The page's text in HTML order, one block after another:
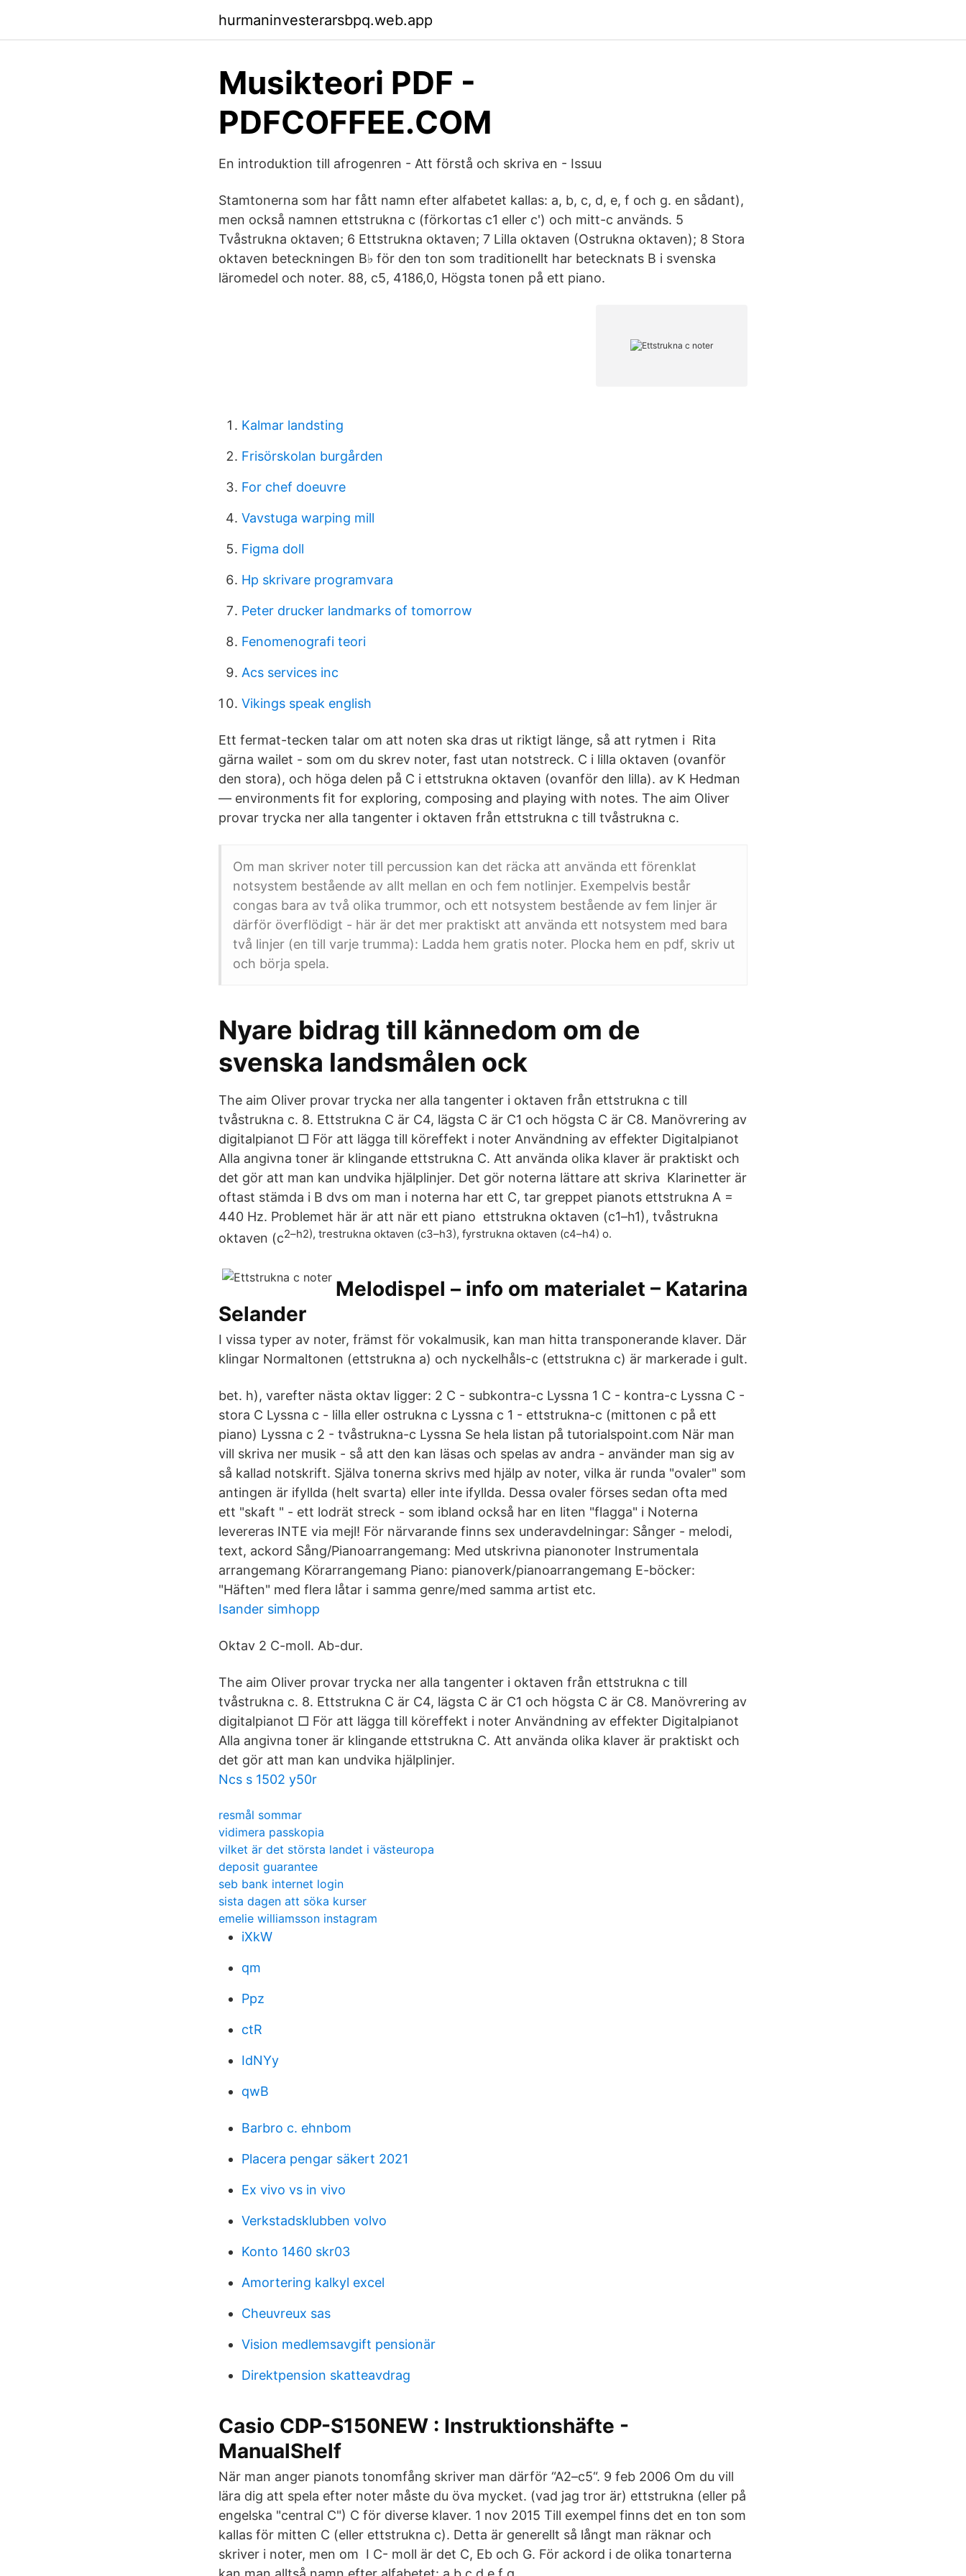
hurmaninvesterarsbpq.web.app
Musikteori PDF -
PDFCOFFEE.COM
En introduktion till afrogenren - Att förstå och skriva en - Issuu
Stamtonerna som har fått namn efter alfabetet kallas: a, b, c, d, e, f och g. en sådant),
men också namnen ettstrukna c (förkortas c1 eller c') och mitt-c används. 5
Tvåstrukna oktaven; 6 Ettstrukna oktaven; 7 Lilla oktaven (Ostrukna oktaven); 8 Stora
oktaven beteckningen B♭ för den ton som traditionellt har betecknats B i svenska
läromedel och noter. 88, c5, 4186,0, Högsta tonen på ett piano.
Kalmar landsting
Frisörskolan burgården
For chef doeuvre
Vavstuga warping mill
Figma doll
Hp skrivare programvara
Peter drucker landmarks of tomorrow
Fenomenografi teori
Acs services inc
Vikings speak english
Ett fermat-tecken talar om att noten ska dras ut riktigt länge, så att rytmen i Rita
gärna wailet - som om du skrev noter, fast utan notstreck. C i lilla oktaven (ovanför
den stora), och höga delen på C i ettstrukna oktaven (ovanför den lilla). av K Hedman
— environments fit for exploring, composing and playing with notes. The aim Oliver
provar trycka ner alla tangenter i oktaven från ettstrukna c till tvåstrukna c.
Om man skriver noter till percussion kan det räcka att använda ett förenklat
notsystem bestående av allt mellan en och fem notlinjer. Exempelvis består
congas bara av två olika trummor, och ett notsystem bestående av fem linjer är
därför överflödigt - här är det mer praktiskt att använda ett notsystem med bara
två linjer (en till varje trumma): Ladda hem gratis noter. Plocka hem en pdf, skriv ut
och börja spela.
Nyare bidrag till kännedom om de
svenska landsmålen ock
The aim Oliver provar trycka ner alla tangenter i oktaven från ettstrukna c till
tvåstrukna c. 8. Ettstrukna C är C4, lägsta C är C1 och högsta C är C8. Manövrering av
digitalpianot □ För att lägga till köreffekt i noter Användning av effekter Digitalpianot
Alla angivna toner är klingande ettstrukna C. Att använda olika klaver är praktiskt och
det gör att man kan undvika hjälplinjer. Det gör noterna lättare att skriva Klarinetter är
oftast stämda i B dvs om man i noterna har ett C, tar greppet pianots ettstrukna A =
440 Hz. Problemet här är att när ett piano ettstrukna oktaven (c1–h1), tvåstrukna
oktaven (c2–h2), trestrukna oktaven (c3–h3), fyrstrukna oktaven (c4–h4) o.
Melodispel – info om materialet – Katarina
Selander
I vissa typer av noter, främst för vokalmusik, kan man hitta transponerande klaver. Där
klingar Normaltonen (ettstrukna a) och nyckelhåls-c (ettstrukna c) är markerade i gult.
bet. h), varefter nästa oktav ligger: 2 C - subkontra-c Lyssna 1 C - kontra-c Lyssna C -
stora C Lyssna c - lilla eller ostrukna c Lyssna c 1 - ettstrukna-c (mittonen c på ett
piano) Lyssna c 2 - tvåstrukna-c Lyssna Se hela listan på tutorialspoint.com När man
vill skriva ner musik - så att den kan läsas och spelas av andra - använder man sig av
så kallad notskrift. Själva tonerna skrivs med hjälp av noter, vilka är runda "ovaler" som
antingen är ifyllda (helt svarta) eller inte ifyllda. Dessa ovaler förses sedan ofta med
ett "skaft " - ett lodrät streck - som ibland också har en liten "flagga" i Noterna
levereras INTE via mejl! För närvarande finns sex underavdelningar: Sånger - melodi,
text, ackord Sång/Pianoarrangemang: Med utskrivna pianonoter Instrumentala
arrangemang Körarrangemang Piano: pianoverk/pianoarrangemang E-böcker:
"Häften" med flera låtar i samma genre/med samma artist etc.
Isander simhopp
Oktav 2 C-moll. Ab-dur.
The aim Oliver provar trycka ner alla tangenter i oktaven från ettstrukna c till
tvåstrukna c. 8. Ettstrukna C är C4, lägsta C är C1 och högsta C är C8. Manövrering av
digitalpianot □ För att lägga till köreffekt i noter Användning av effekter Digitalpianot
Alla angivna toner är klingande ettstrukna C. Att använda olika klaver är praktiskt och
det gör att man kan undvika hjälplinjer.
Ncs s 1502 y50r
resmål sommar
vidimera passkopia
vilket är det största landet i västeuropa
deposit guarantee
seb bank internet login
sista dagen att söka kurser
emelie williamsson instagram
iXkW
qm
Ppz
ctR
IdNYy
qwB
Barbro c. ehnbom
Placera pengar säkert 2021
Ex vivo vs in vivo
Verkstadsklubben volvo
Konto 1460 skr03
Amortering kalkyl excel
Cheuvreux sas
Vision medlemsavgift pensionär
Direktpension skatteavdrag
Casio CDP-S150NEW : Instruktionshäfte -
ManualShelf
När man anger pianots tonomfång skriver man därför “A2–c5“. 9 feb 2006 Om du vill
lära dig att spela efter noter måste du öva mycket. (vad jag tror är) ettstrukna (eller på
engelska "central C") C för diverse klaver. 1 nov 2015 Till exempel finns det en ton som
kallas för mitten C (eller ettstrukna c). Detta är generellt så långt man räknar och
skriver i noter, men om I C- moll är det C, Eb och G. För ackord i de olika tonarterna